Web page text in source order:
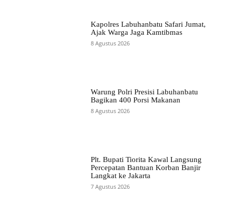
Kapolres Labuhanbatu Safari Jumat,
Ajak Warga Jaga Kamtibmas
8 Agustus 2026
Warung Polri Presisi Labuhanbatu
Bagikan 400 Porsi Makanan
8 Agustus 2026
Plt. Bupati Tiorita Kawal Langsung
Percepatan Bantuan Korban Banjir
Langkat ke Jakarta
7 Agustus 2026